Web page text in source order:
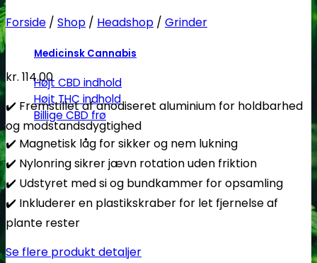
Medicinsk Cannabis
Højt CBD indhold
Højt THC indhold
Billige CBD frø
Forside / Shop / Headshop / Grinder
kr. 114.00
✔️ Fremstillet af anodiseret aluminium for holdbarhed
og modstandsdygtighed
✔️ Magnetisk låg for sikker og nem lukning
✔️ Nylonring sikrer jævn rotation uden friktion
✔️ Udstyret med si og bundkammer for opsamling
✔️ Inkluderer en plastikskraber for let fjernelse af
plante rester
Se flere produkt detaljer